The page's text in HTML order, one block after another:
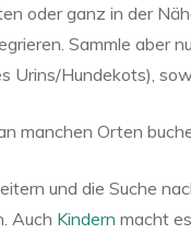
oder ganz in der
Sammle
Urins/Hundekots),
manchen Orten
und die Suche
Auch Kindern macht